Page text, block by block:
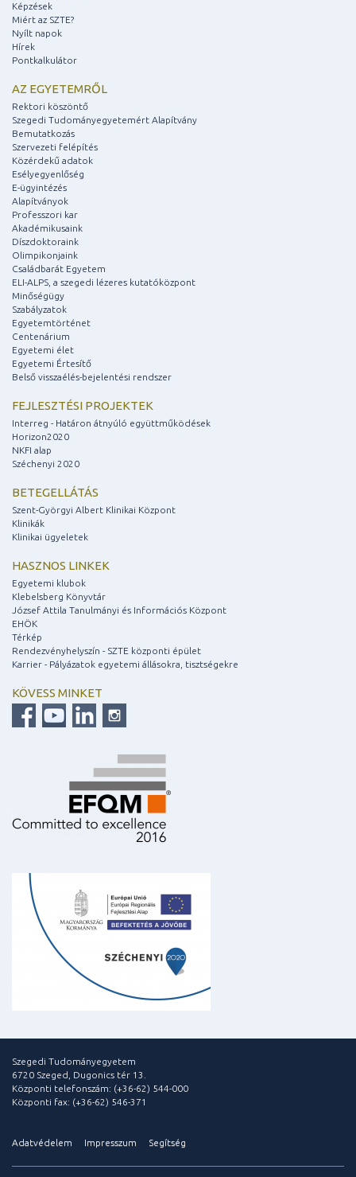
Képzések
Miért az SZTE?
Nyílt napok
Hírek
Pontkalkulátor
AZ EGYETEMRŐL
Rektori köszöntő
Szegedi Tudományegyetemért Alapítvány
Bemutatkozás
Szervezeti felépítés
Közérdekű adatok
Esélyegyenlőség
E-ügyintézés
Alapítványok
Professzori kar
Akadémikusaink
Díszdoktoraink
Olimpikonjaink
Családbarát Egyetem
ELI-ALPS, a szegedi lézeres kutatóközpont
Minőségügy
Szabályzatok
Egyetemtörténet
Centenárium
Egyetemi élet
Egyetemi Értesítő
Belső visszaélés-bejelentési rendszer
FEJLESZTÉSI PROJEKTEK
Interreg - Határon átnyúló együttműködések
Horizon2020
NKFI alap
Széchenyi 2020
BETEGELLÁTÁS
Szent-Györgyi Albert Klinikai Központ
Klinikák
Klinikai ügyeletek
HASZNOS LINKEK
Egyetemi klubok
Klebelsberg Könyvtár
József Attila Tanulmányi és Információs Központ
EHÖK
Térkép
Rendezvényhelyszín - SZTE központi épület
Karrier - Pályázatok egyetemi állásokra, tisztségekre
KÖVESS MINKET
Szegedi Tudományegyetem
6720 Szeged, Dugonics tér 13.
Központi telefonszám: (+36-62) 544-000
Központi fax: (+36-62) 546-371
Adatvédelem Impresszum Segítség